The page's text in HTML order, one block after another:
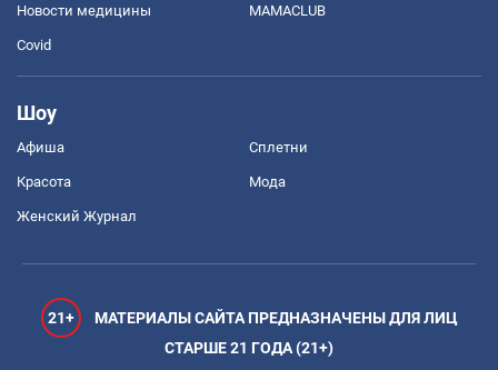
Новости медицины MAMACLUB
Covid
Шоу
Афиша Сплетни
Красота Мода
Женский Журнал
21+
МАТЕРИАЛЫ САЙТА ПРЕДНАЗНАЧЕНЫ ДЛЯ ЛИЦ
СТАРШЕ 21 ГОДА (21+)